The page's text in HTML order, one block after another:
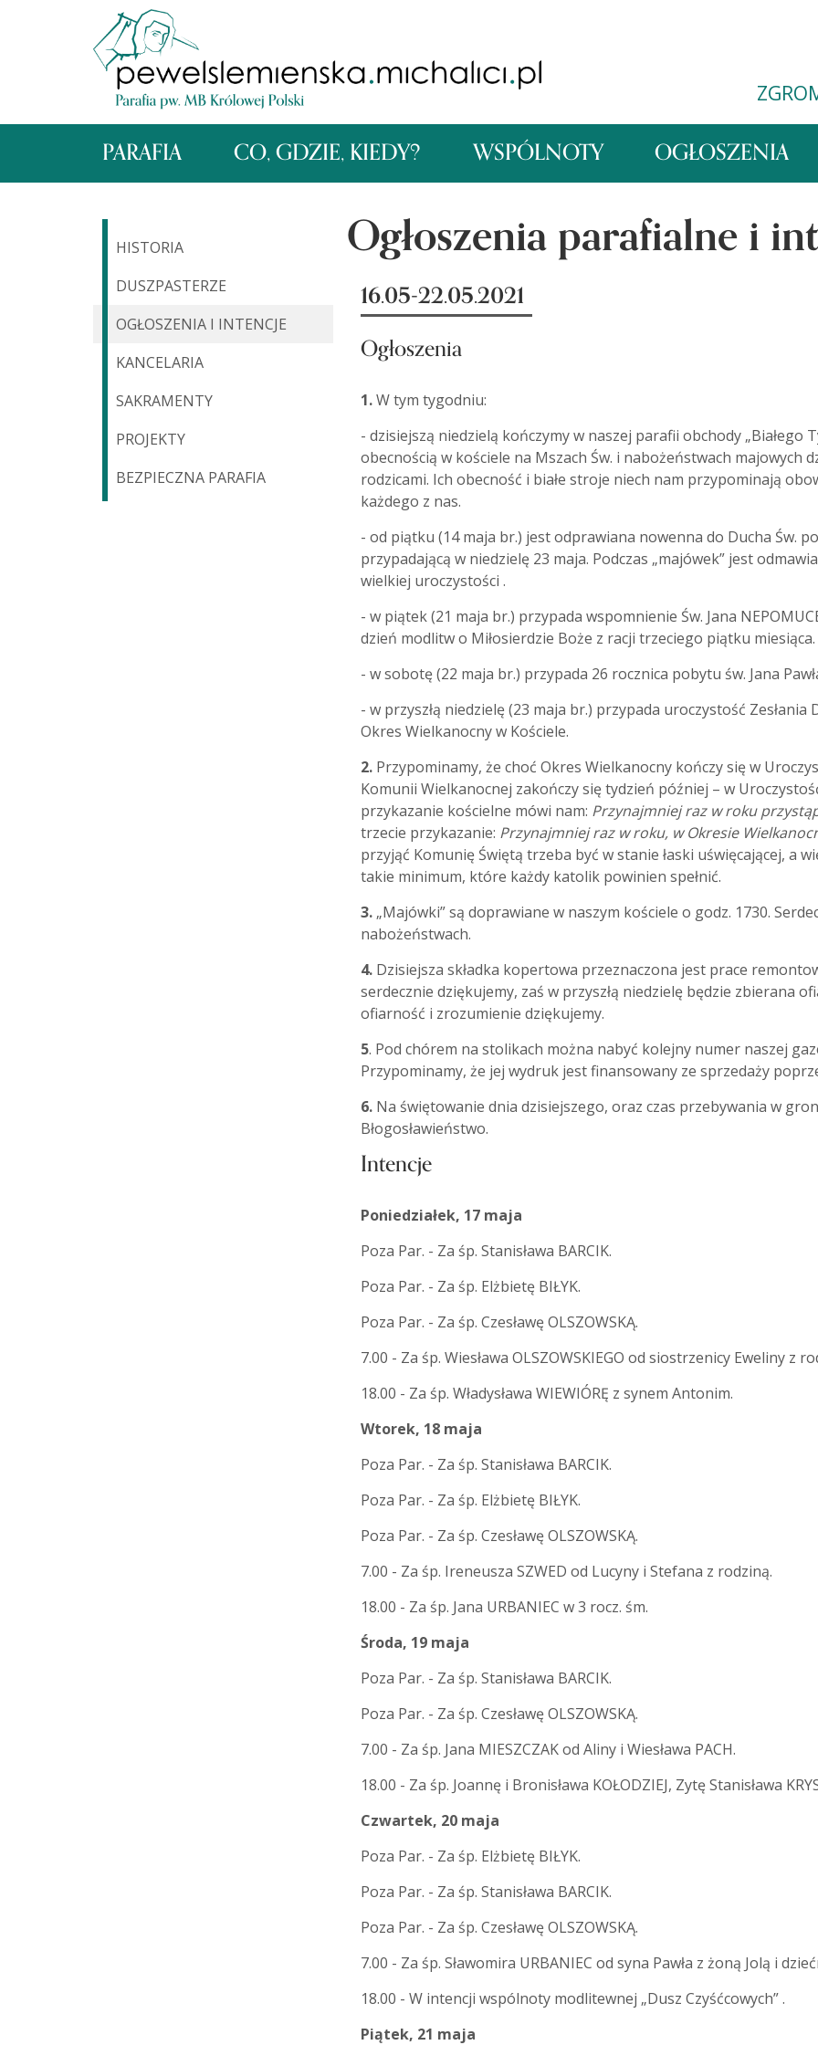
PARAFIA CO, GDZIE, KIEDY? WSPÓLNOTY OGŁOSZENIA
HISTORIA
DUSZPASTERZE
OGŁOSZENIA I INTENCJE
KANCELARIA
SAKRAMENTY
PROJEKTY
BEZPIECZNA PARAFIA
Ogłoszenia parafialne i
16.05-22.05.2021
Ogłoszenia
1.W tym tygodniu:
- dzisiejszą niedzielą kończymy w naszej parafii obchody „Białego
obecnością w kościele na Mszach Św. i nabożeństwach majowych
rodzicami. Ich obecność i białe stroje niech nam przypominają
każdego z nas.
- od piątku (14 maja br.) jest odprawiana nowenna do Ducha Św.
przypadającą w niedzielę 23 maja. Podczas „majówek” jest
wielkiej uroczystości .
- w piątek (21 maja br.) przypada wspomnienie Św. Jana
dzień modlitw o Miłosierdzie Boże z racji trzeciego piątku miesiąca.
- w sobotę (22 maja br.) przypada 26 rocznica pobytu św. Jana
- w przyszłą niedzielę (23 maja br.) przypada uroczystość Zesłania
Okres Wielkanocny w Kościele.
2.Przypominamy, że choć Okres Wielkanocny kończy się w
Komunii Wielkanocnej zakończy się tydzień później – w
przykazanie kościelne mówi nam: Przynajmniej raz w roku
trzecie przykazanie: Przynajmniej raz w roku, w Okresie
przyjąć Komunię Świętą trzeba być w stanie łaski uświęcającej, a
takie minimum, które każdy katolik powinien spełnić.
3.„Majówki” są doprawiane w naszym kościele o godz. 1730.
nabożeństwach.
4.Dzisiejsza składka kopertowa przeznaczona jest prace
serdecznie dziękujemy, zaś w przyszłą niedzielę będzie zbierana
ofiarność i zrozumienie dziękujemy.
5. Pod chórem na stolikach można nabyć kolejny numer naszej
Przypominamy, że jej wydruk jest finansowany ze sprzedaży
6.Na świętowanie dnia dzisiejszego, oraz czas przebywania w
Błogosławieństwo.
Intencje
Poniedziałek, 17 maja
Poza Par. - Za śp. Stanisława BARCIK.
Poza Par. - Za śp. Elżbietę BIŁYK.
Poza Par. - Za śp. Czesławę OLSZOWSKĄ.
7.00 - Za śp. Wiesława OLSZOWSKIEGO od siostrzenicy Eweliny z
18.00 - Za śp. Władysława WIEWIÓRĘ z synem Antonim.
Wtorek, 18 maja
Poza Par. - Za śp. Stanisława BARCIK.
Poza Par. - Za śp. Elżbietę BIŁYK.
Poza Par. - Za śp. Czesławę OLSZOWSKĄ.
7.00 - Za śp. Ireneusza SZWED od Lucyny i Stefana z rodziną.
18.00 - Za śp. Jana URBANIEC w 3 rocz. śm.
Środa, 19 maja
Poza Par. - Za śp. Stanisława BARCIK.
Poza Par. - Za śp. Czesławę OLSZOWSKĄ.
7.00 - Za śp. Jana MIESZCZAK od Aliny i Wiesława PACH.
18.00 - Za śp. Joannę i Bronisława KOŁODZIEJ, Zytę Stanisława
Czwartek, 20 maja
Poza Par. - Za śp. Elżbietę BIŁYK.
Poza Par. - Za śp. Stanisława BARCIK.
Poza Par. - Za śp. Czesławę OLSZOWSKĄ.
7.00 - Za śp. Sławomira URBANIEC od syna Pawła z żoną Jolą i
18.00 - W intencji wspólnoty modlitewnej „Dusz Czyśćcowych” .
Piątek, 21 maja